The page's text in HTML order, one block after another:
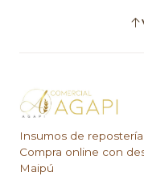
Insumos de
Compra online con
Maipú